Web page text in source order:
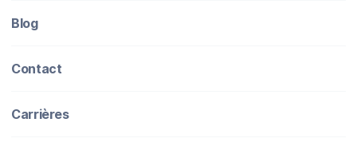
Blog
Contact
Carrières